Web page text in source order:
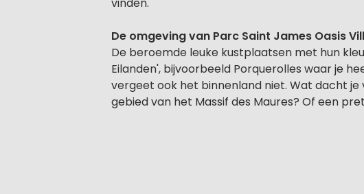
De omgeving van Parc Saint James Oasis
De beroemde leuke kustplaatsen met hun
Eilanden', bijvoorbeeld Porquerolles waar je
vergeet ook het binnenland niet. Wat dacht
gebied van het Massif des Maures? Of een